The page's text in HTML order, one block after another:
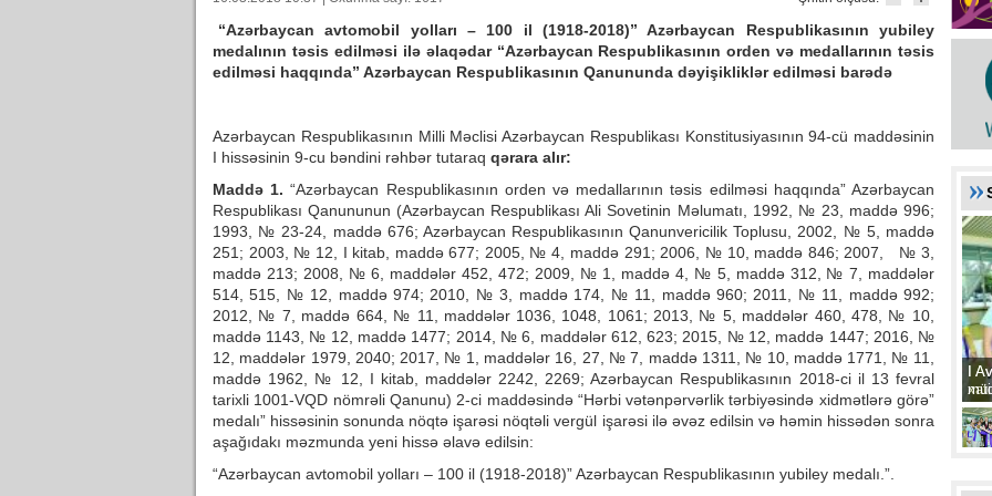
“Azərbaycan avtomobil yolları – 100 il (1918-2018)” Azərbaycan Respublikasının yubiley
medalının təsis edilməsi ilə əlaqədar “Azərbaycan Respublikasının orden və medallarının təsis
edilməsi haqqında” Azərbaycan Respublikasının Qanununda dəyişikliklər edilməsi barədə
Azərbaycan Respublikasının Milli Məclisi Azərbaycan Respublikası Konstitusiyasının 94-cü maddəsinin
I hissəsinin 9-cu bəndini rəhbər tutaraq qərara alır:
Maddə 1.“Azərbaycan Respublikasının orden və medallarının təsis edilməsi haqqında” Azərbaycan
Respublikası Qanununun (Azərbaycan Respublikası Ali Sovetinin Məlumatı, 1992, № 23, maddə 996;
1993, № 23-24, maddə 676; Azərbaycan Respublikasının Qanunvericilik Toplusu, 2002, № 5, maddə
251; 2003, № 12, I kitab, maddə 677; 2005, № 4, maddə 291; 2006, № 10, maddə 846; 2007, № 3,
maddə 213; 2008, № 6, maddələr 452, 472; 2009, № 1, maddə 4, № 5, maddə 312, № 7, maddələr
514, 515, № 12, maddə 974; 2010, № 3, maddə 174, № 11, maddə 960; 2011, № 11, maddə 992;
2012, № 7, maddə 664, № 11, maddələr 1036, 1048, 1061; 2013, № 5, maddələr 460, 478, № 10,
maddə 1143, № 12, maddə 1477; 2014, № 6, maddələr 612, 623; 2015, № 12, maddə 1447; 2016, №
12, maddələr 1979, 2040; 2017, № 1, maddələr 16, 27, № 7, maddə 1311, № 10, maddə 1771, № 11,
maddə 1962, № 12, I kitab, maddələr 2242, 2269; Azərbaycan Respublikasının 2018-ci il 13 fevral
tarixli 1001-VQD nömrəli Qanunu) 2-ci maddəsində “Hərbi vətənpərvərlik tərbiyəsində xidmətlərə görə”
medalı” hissəsinin sonunda nöqtə işarəsi nöqtəli vergül işarəsi ilə əvəz edilsin və həmin hissədən sonra
aşağıdakı məzmunda yeni hissə əlavə edilsin:
“Azərbaycan avtomobil yolları – 100 il (1918-2018)” Azərbaycan Respublikasının yubiley medalı.”.
II